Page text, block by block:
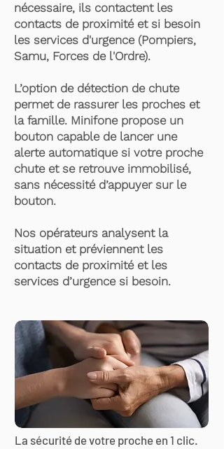
nécessaire, ils contactent les
contacts de proximité et si besoin
les services d'urgence (Pompiers,
Samu, Forces de l'Ordre).
L’option de détection de chute
permet de rassurer les proches et
la famille. Minifone propose un
bouton capable de lancer une
alerte automatique si votre proche
chute et se retrouve immobilisé,
sans nécessité d’appuyer sur le
bouton.
Nos opérateurs analysent la
situation et préviennent les
contacts de proximité et les
services d’urgence si besoin.
La sécurité de votre proche en 1 clic.